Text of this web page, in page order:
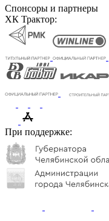
Спонсоры и партнеры
ХК Трактор:
При поддержке: